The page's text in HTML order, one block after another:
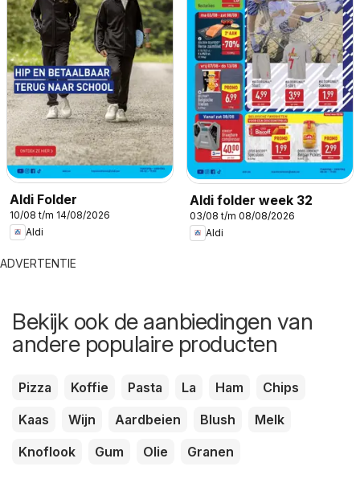
Aldi Folder
10/08 t/m 14/08/2026
Aldi
Aldi folder week 32
03/08 t/m 08/08/2026
Aldi
ADVERTENTIE
Bekijk ook de aanbiedingen van
andere populaire producten
Pizza Koffie Pasta La Ham
Chips
Kaas
Wijn Aardbeien Blush
Melk
Knoflook
Gum Olie Granen